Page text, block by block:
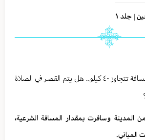
| جلد ١
عند إتصال المباني لمسافة تتجاوز ٤٠ كيلو.. هل يتم القصر في الصلاة
المدينة وسافرت بمقدار المسافة الشرعية،
المباني.